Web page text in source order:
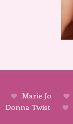
Marie Jo
Donna Twist